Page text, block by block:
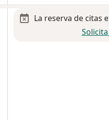
La reserva de citas